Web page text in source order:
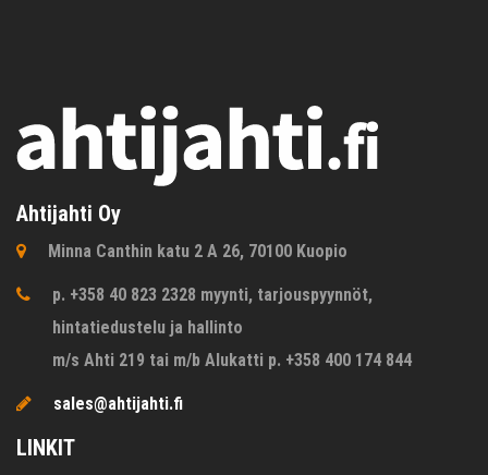
Ahtijahti Oy
Minna Canthin katu 2 A 26, 70100 Kuopio
p. +358 40 823 2328 myynti, tarjouspyynnöt,
hintatiedustelu ja hallinto
m/s Ahti 219 tai m/b Alukatti p. +358 400 174 844
sales@ahtijahti.fi
LINKIT